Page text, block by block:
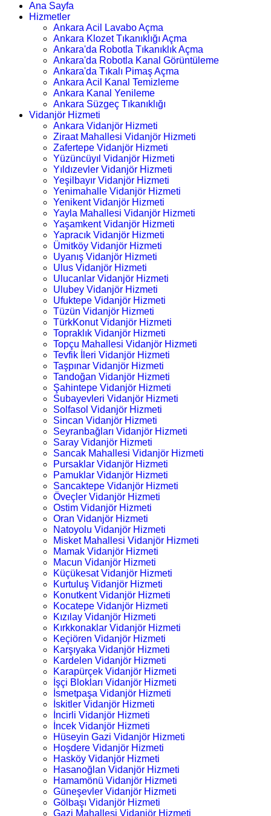
Ana Sayfa
Hizmetler
Ankara Acil Lavabo Açma
Ankara Klozet Tıkanıklığı Açma
Ankara'da Robotla Tıkanıklık Açma
Ankara'da Robotla Kanal Görüntüleme
Ankara'da Tıkalı Pimaş Açma
Ankara Acil Kanal Temizleme
Ankara Kanal Yenileme
Ankara Süzgeç Tıkanıklığı
Vidanjör Hizmeti
Ankara Vidanjör Hizmeti
Ziraat Mahallesi Vidanjör Hizmeti
Zafertepe Vidanjör Hizmeti
Yüzüncüyıl Vidanjör Hizmeti
Yıldızevler Vidanjör Hizmeti
Yeşilbayır Vidanjör Hizmeti
Yenimahalle Vidanjör Hizmeti
Yenikent Vidanjör Hizmeti
Yayla Mahallesi Vidanjör Hizmeti
Yaşamkent Vidanjör Hizmeti
Yapracık Vidanjör Hizmeti
Ümitköy Vidanjör Hizmeti
Uyanış Vidanjör Hizmeti
Ulus Vidanjör Hizmeti
Ulucanlar Vidanjör Hizmeti
Ulubey Vidanjör Hizmeti
Ufuktepe Vidanjör Hizmeti
Tüzün Vidanjör Hizmeti
TürkKonut Vidanjör Hizmeti
Topraklık Vidanjör Hizmeti
Topçu Mahallesi Vidanjör Hizmeti
Tevfik İleri Vidanjör Hizmeti
Taşpınar Vidanjör Hizmeti
Tandoğan Vidanjör Hizmeti
Şahintepe Vidanjör Hizmeti
Subayevleri Vidanjör Hizmeti
Solfasol Vidanjör Hizmeti
Sincan Vidanjör Hizmeti
Seyranbağları Vidanjör Hizmeti
Saray Vidanjör Hizmeti
Sancak Mahallesi Vidanjör Hizmeti
Pursaklar Vidanjör Hizmeti
Pamuklar Vidanjör Hizmeti
Sancaktepe Vidanjör Hizmeti
Öveçler Vidanjör Hizmeti
Ostim Vidanjör Hizmeti
Oran Vidanjör Hizmeti
Natoyolu Vidanjör Hizmeti
Misket Mahallesi Vidanjör Hizmeti
Mamak Vidanjör Hizmeti
Macun Vidanjör Hizmeti
Küçükesat Vidanjör Hizmeti
Kurtuluş Vidanjör Hizmeti
Konutkent Vidanjör Hizmeti
Kocatepe Vidanjör Hizmeti
Kızılay Vidanjör Hizmeti
Kırkkonaklar Vidanjör Hizmeti
Keçiören Vidanjör Hizmeti
Karşıyaka Vidanjör Hizmeti
Kardelen Vidanjör Hizmeti
Karapürçek Vidanjör Hizmeti
İşçi Blokları Vidanjör Hizmeti
İsmetpaşa Vidanjör Hizmeti
İskitler Vidanjör Hizmeti
İncirli Vidanjör Hizmeti
İncek Vidanjör Hizmeti
Hüseyin Gazi Vidanjör Hizmeti
Hoşdere Vidanjör Hizmeti
Hasköy Vidanjör Hizmeti
Hasanoğlan Vidanjör Hizmeti
Hamamönü Vidanjör Hizmeti
Güneşevler Vidanjör Hizmeti
Gölbaşı Vidanjör Hizmeti
Gazi Mahallesi Vidanjör Hizmeti